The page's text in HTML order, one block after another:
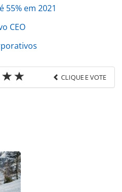
em 2021
CEO
CLIQUE E VOTE
uso-de-e-ticket-no-
oferecidas na página.
pela legislação
sem autorização da